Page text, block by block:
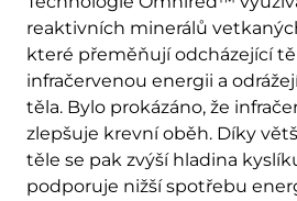
reaktivních minerálů
které přeměňují odcházející
infračervenou energii a
těla. Bylo prokázáno, že
zlepšuje krevní oběh. Díky
těle se pak zvýší hladina
podporuje nižší spotřebu